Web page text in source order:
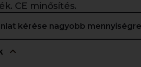
CE minősítés.
kérése nagyobb mennyiségre